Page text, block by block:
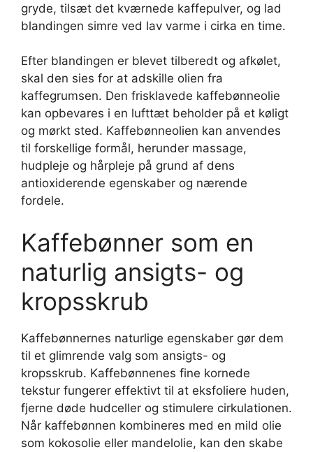
gryde, tilsæt det kværnede kaffepulver, og lad
blandingen simre ved lav varme i cirka en time.
Efter blandingen er blevet tilberedt og afkølet,
skal den sies for at adskille olien fra
kaffegrumsen. Den frisklavede kaffebønneolie
kan opbevares i en lufttæt beholder på et køligt
og mørkt sted. Kaffebønneolien kan anvendes
til forskellige formål, herunder massage,
hudpleje og hårpleje på grund af dens
antioxiderende egenskaber og nærende
fordele.
Kaffebønner som en
naturlig ansigts- og
kropsskrub
Kaffebønnernes naturlige egenskaber gør dem
til et glimrende valg som ansigts- og
kropsskrub. Kaffebønnenes fine kornede
tekstur fungerer effektivt til at eksfoliere huden,
fjerne døde hudceller og stimulere cirkulationen.
Når kaffebønnen kombineres med en mild olie
som kokosolie eller mandelolie, kan den skabe